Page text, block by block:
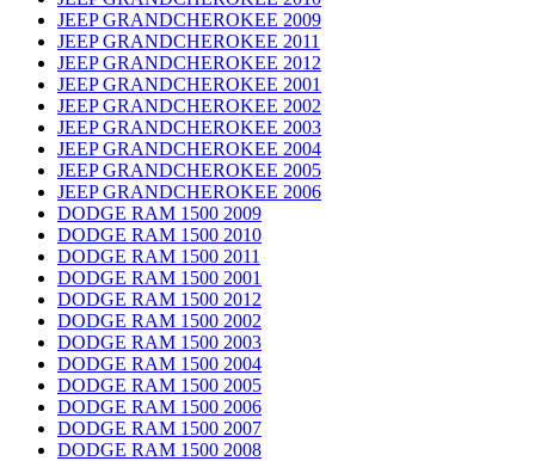
JEEP GRANDCHEROKEE 2009
JEEP GRANDCHEROKEE 2011
JEEP GRANDCHEROKEE 2012
JEEP GRANDCHEROKEE 2001
JEEP GRANDCHEROKEE 2002
JEEP GRANDCHEROKEE 2003
JEEP GRANDCHEROKEE 2004
JEEP GRANDCHEROKEE 2005
JEEP GRANDCHEROKEE 2006
DODGE RAM 1500 2009
DODGE RAM 1500 2010
DODGE RAM 1500 2011
DODGE RAM 1500 2001
DODGE RAM 1500 2012
DODGE RAM 1500 2002
DODGE RAM 1500 2003
DODGE RAM 1500 2004
DODGE RAM 1500 2005
DODGE RAM 1500 2006
DODGE RAM 1500 2007
DODGE RAM 1500 2008